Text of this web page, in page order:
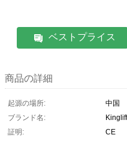
ベストプライス
商品の詳細
起源の場所:
中国
ブランド名:
Kinglift
証明:
CE